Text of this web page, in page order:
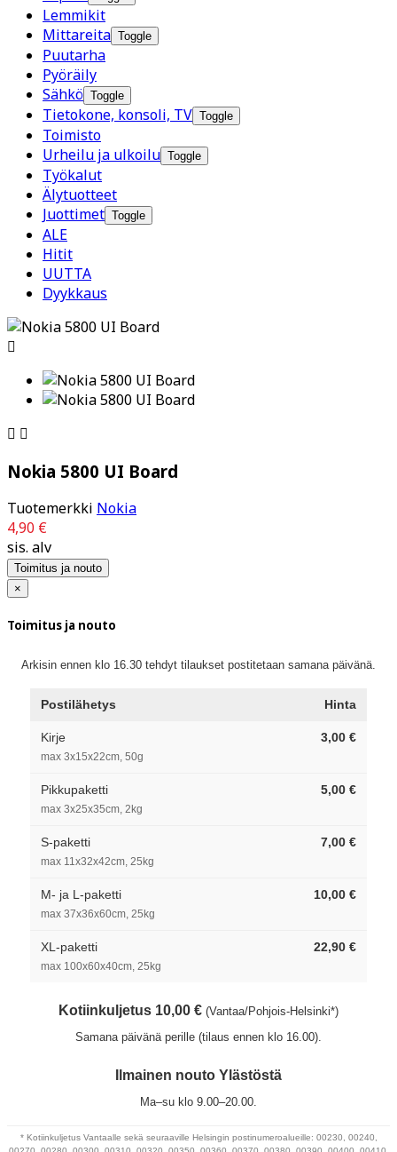
Lemmikit
Mittareita Toggle
Puutarha
Pyöräily
Sähkö Toggle
Tietokone, konsoli, TV Toggle
Toimisto
Urheilu ja ulkoilu Toggle
Työkalut
Älytuotteet
Juottimet Toggle
ALE
Hitit
UUTTA
Dyykkaus

 
Nokia 5800 UI Board
Tuotemerkki Nokia
4,90 €
sis. alv
Toimitus ja nouto
×
Toimitus ja nouto
Arkisin ennen klo 16.30 tehdyt tilaukset postitetaan samana päivänä.
Postilähetys Hinta
Kirje
max 3x15x22cm, 50g
3,00 €
Pikkupaketti
max 3x25x35cm, 2kg
5,00 €
S-paketti
max 11x32x42cm, 25kg
7,00 €
M- ja L-paketti
max 37x36x60cm, 25kg
10,00 €
XL-paketti
max 100x60x40cm, 25kg
22,90 €
Kotiinkuljetus 10,00 € (Vantaa/Pohjois-Helsinki*)
Samana päivänä perille (tilaus ennen klo 16.00).
Ilmainen nouto Ylästöstä
Ma–su klo 9.00–20.00.
* Kotiinkuljetus Vantaalle sekä seuraaville Helsingin postinumeroalueille: 00230, 00240,